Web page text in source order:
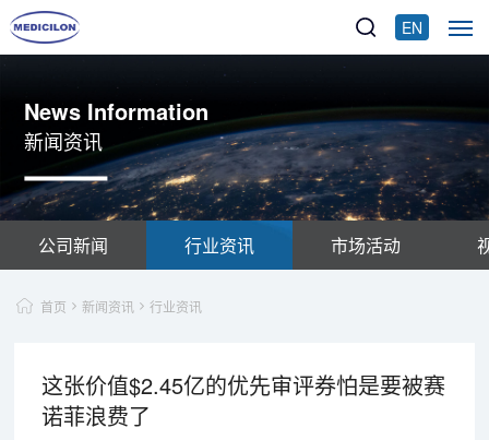
EN
News Information
新闻资讯
公司新闻 行业资讯 市场活动
首页 新闻资讯 行业资讯
这张价值$2.45亿的优先审评券怕是要被赛
诺菲浪费了